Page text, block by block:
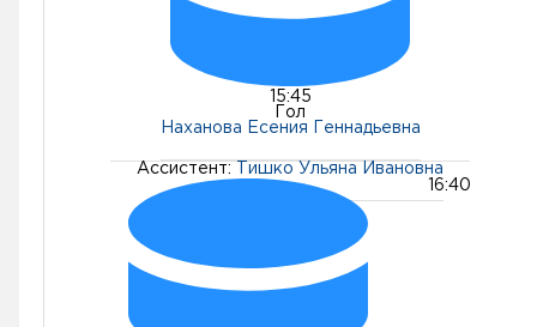
15:45
Гол
Наханова Есения Геннадьевна
Ассистент: Тишко Ульяна Ивановна
16:40